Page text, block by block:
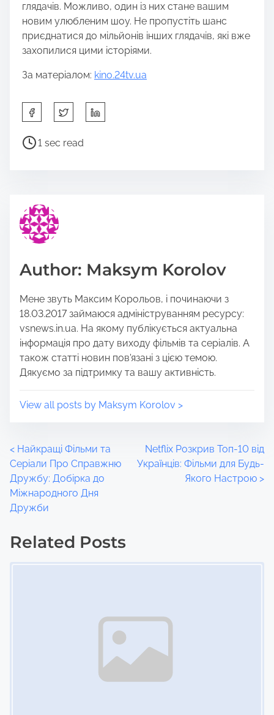
глядачів. Можливо, один із них стане вашим
новим улюбленим шоу. Не пропустіть шанс
приєднатися до мільйонів інших глядачів, які вже
захопилися цими історіями.
За матеріалом: kino.24tv.ua
h
a
s
p
s
o
n
:
P
o
e
a
d
i
e
1 sec read
Author: Maksym Korolov
Мене звуть Максим Корольов, і починаючи з
18.03.2017 займаюся адмініструванням ресурсу:
vsnews.in.ua. На якому публікується актуальна
інформація про дату виходу фільмів та серіалів. А
також статті новин пов'язані з цією темою.
Дякуємо за підтримку та вашу активність.
View all posts by Maksym Korolov >
P
o
s
s
< Найкращі Фільми та
Серіали Про Справжню
Дружбу: Добірка до
Міжнародного Дня
Дружби
Netflix Розкрив Топ-10 від
Українців: Фільми для Будь-
Якого Настрою >
Related Posts